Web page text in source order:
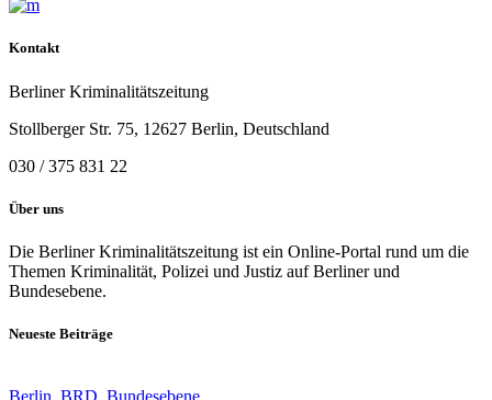
Kontakt
Berliner Kriminalitätszeitung
Stollberger Str. 75, 12627 Berlin, Deutschland
030 / 375 831 22
Über uns
Die Berliner Kriminalitätszeitung ist ein Online-Portal rund um die
Themen Kriminalität, Polizei und Justiz auf Berliner und
Bundesebene.
Neueste Beiträge